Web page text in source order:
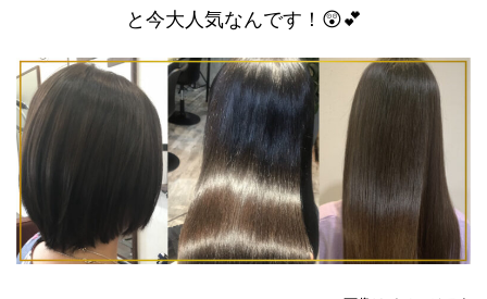
と今大人気なんです！😲💕